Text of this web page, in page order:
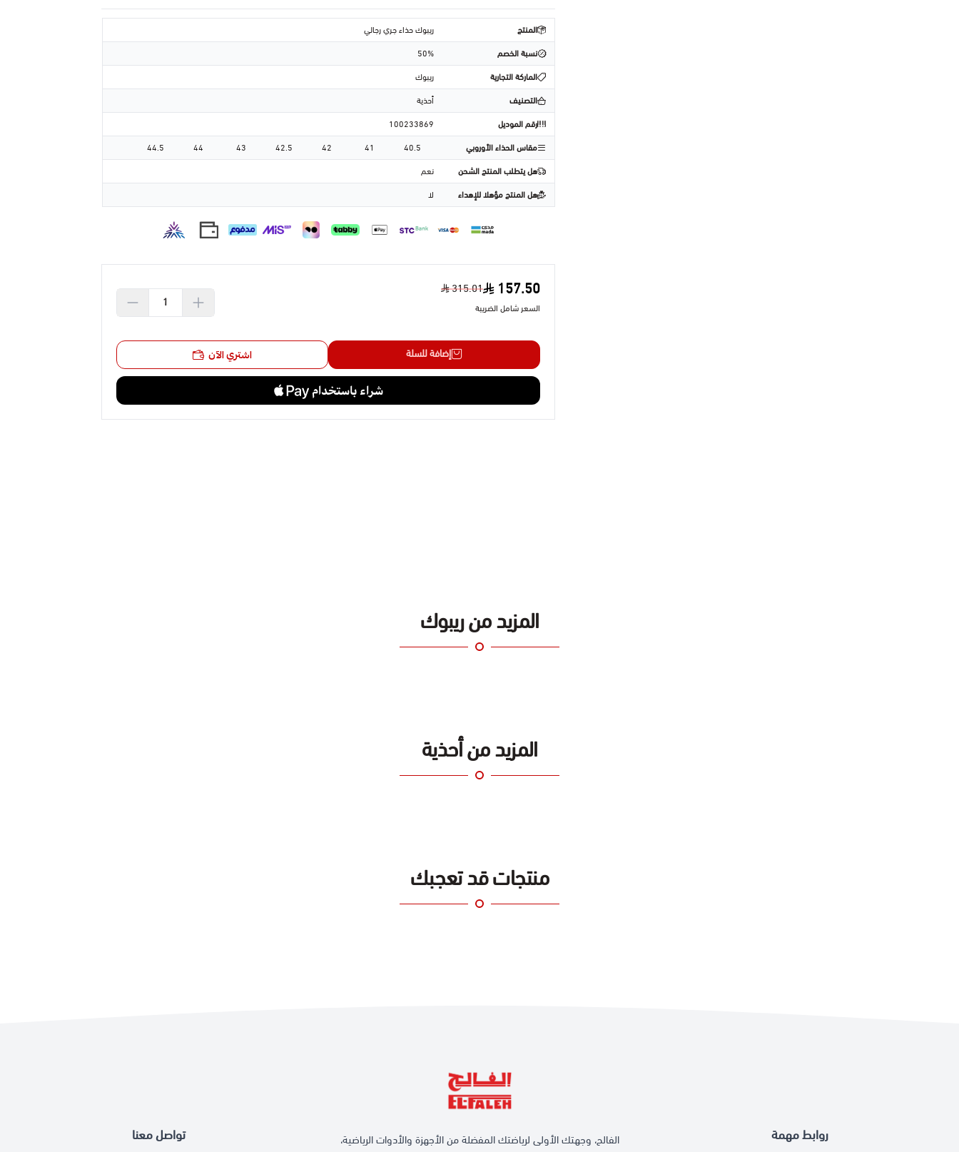
المنتج
ريبوك حذاء جري رجالي
نسبة الخصم
50%
الماركة التجارية
ريبوك
التصنيف
أحذية
رقم الموديل
100233869
مقاس الحذاء الأوروبي
40.5
41
42
42.5
43
44
44.5
هل يتطلب المنتج الشحن
نعم
هل المنتج مؤهلا للإهداء
لا
157.50
315.01
السعر شامل الضريبة
إضافة للسلة اشتري الآن
المزيد من ريبوك
المزيد من أحذية
منتجات قد تعجبك
روابط مهمة
الفالح، وجهتك الأولى لرياضتك المفضلة من الأجهزة والأدوات الرياضية،
تواصل معنا